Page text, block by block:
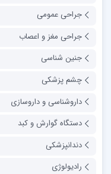
جراحی عمومی
جراحی مغز و اعصاب
جنین شناسی
چشم پزشکی
داروشناسی و داروسازی
دستگاه گوارش و کبد
دندانپزشکی
رادیولوژی